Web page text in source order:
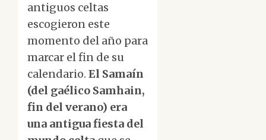
antiguos celtas
escogieron este
momento del año para
marcar el fin de su
calendario. El Samaín
(del gaélico Samhain,
fin del verano) era
una antigua fiesta del